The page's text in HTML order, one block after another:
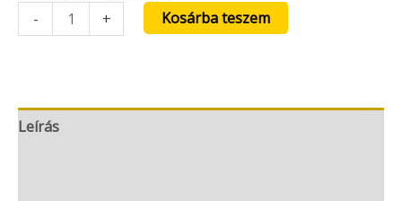
-
+ Kosárba teszem
Leírás